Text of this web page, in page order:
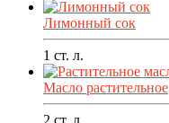
Лимонный сок
1 ст. л.
Масло растительное